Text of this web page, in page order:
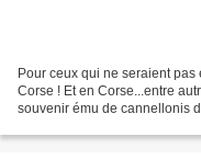
Pour ceux qui ne seraient
Corse ! Et en Corse...entre
souvenir ému de cannellonis